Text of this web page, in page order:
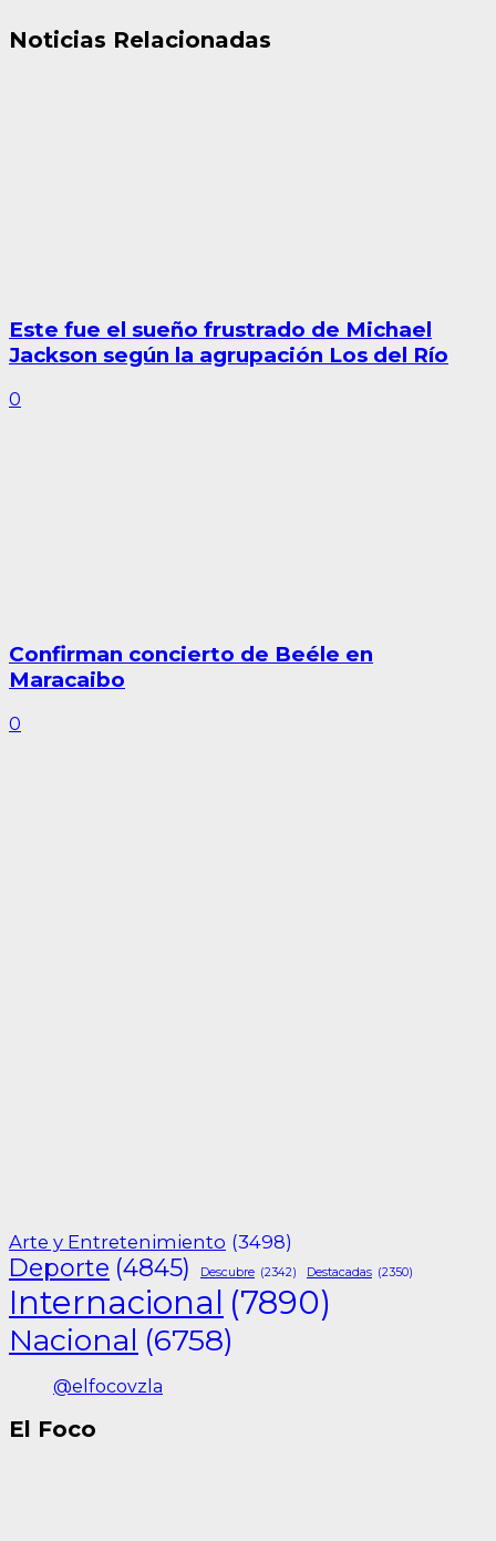
Noticias Relacionadas
Este fue el sueño frustrado de Michael
Jackson según la agrupación Los del Río
0
Confirman concierto de Beéle en
Maracaibo
0
Arte y Entretenimiento (3498)
Deporte (4845) Descubre (2342) Destacadas (2350)
Internacional (7890)
Nacional (6758)
@elfocovzla
El Foco